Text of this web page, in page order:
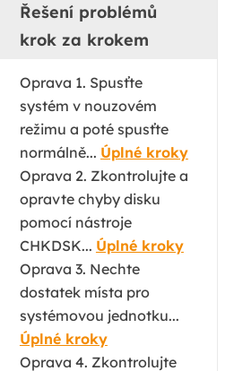
Řešení problémů
krok za krokem
Oprava 1. Spusťte
systém v nouzovém
režimu a poté spusťte
normálně... Úplné kroky
Oprava 2. Zkontrolujte a
opravte chyby disku
pomocí nástroje
CHKDSK... Úplné kroky
Oprava 3. Nechte
dostatek místa pro
systémovou jednotku...
Úplné kroky
Oprava 4. Zkontrolujte